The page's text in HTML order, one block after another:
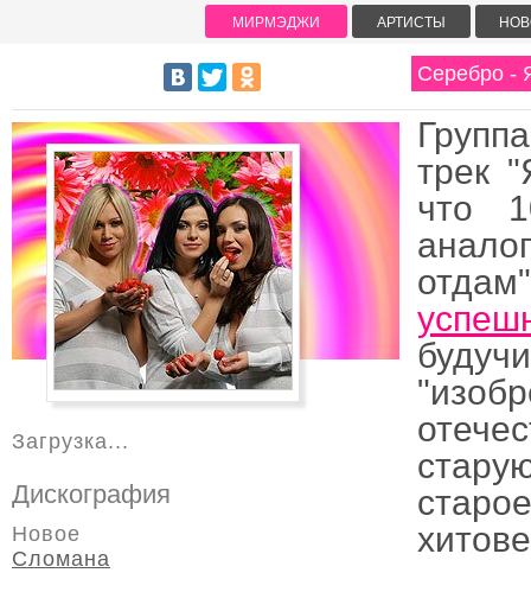
Серебро -
трек
что
Загрузка...
Дискография
Новое
Сломана
МИРМЭДЖИ АРТИСТЫ